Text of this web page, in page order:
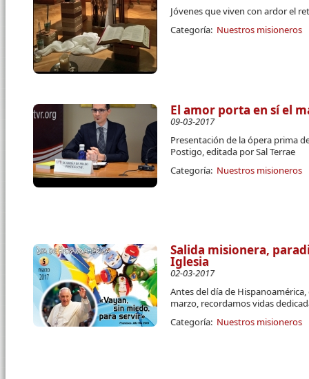
Jóvenes que viven con ardor el
Categoría: Nuestros misioneros
El amor porta en sí el
09-03-2017
Presentación de la ópera prima
Postigo, editada por Sal Terrae
Categoría: Nuestros misioneros
Salida misionera,
Iglesia
02-03-2017
Antes del día de
marzo, recordamos vidas
Categoría: Nuestros misioneros